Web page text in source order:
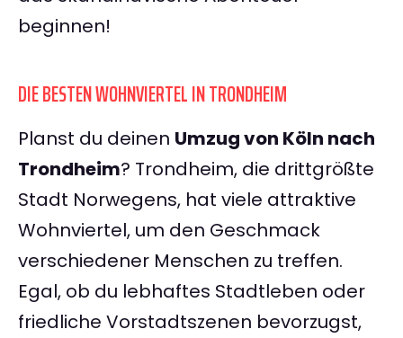
beginnen!
DIE BESTEN WOHNVIERTEL IN TRONDHEIM
Planst du deinen Umzug von Köln nach
Trondheim? Trondheim, die drittgrößte
Stadt Norwegens, hat viele attraktive
Wohnviertel, um den Geschmack
verschiedener Menschen zu treffen.
Egal, ob du lebhaftes Stadtleben oder
friedliche Vorstadtszenen bevorzugst,